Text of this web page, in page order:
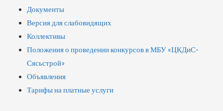
Документы
Версия для слабовидящих
Коллективы
Положения о проведении конкурсов в МБУ «ЦКДиС-
Сясьстрой»
Объявления
Тарифы на платные услуги